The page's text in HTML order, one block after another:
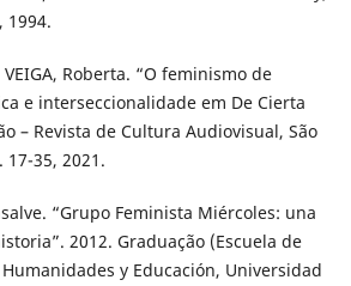
1994.
VEIGA, Roberta. “O feminismo de
e interseccionalidade em De Cierta
– Revista de Cultura Audiovisual, São
17-35, 2021.
“Grupo Feminista Miércoles: una
2012. Graduação (Escuela de
y Educación, Universidad